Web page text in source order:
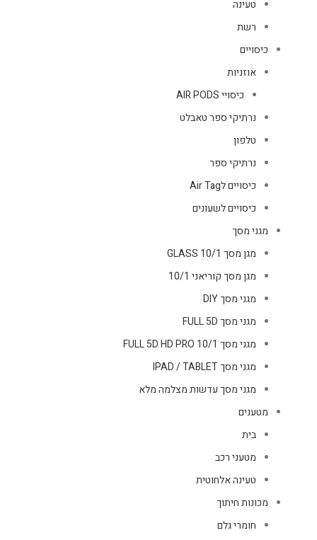
טעינה
רשת
כיסויים
אוזניות
כיסויי AIR PODS
נרתיקי ספר טאבלט
טלפון
נרתיקי ספר
כיסויים לAir Tag
כיסויים לשעונים
מגני מסך
מגן מסך GLASS 10/1
מגן מסך קוריאני 10/1
מגני מסך DIY
מגני מסך FULL 5D
מגני מסך FULL 5D HD PRO 10/1
מגני מסך IPAD / TABLET
מגני מסך עדשות מצלמה מלא
מטענים
בית
מטעני רכב
טעינה אלחוטית
מכונות חיתוך
חומרי גלם